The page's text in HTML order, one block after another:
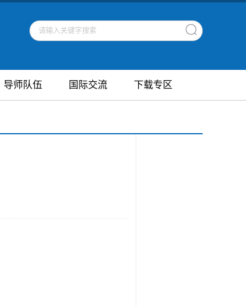
导师队伍 国际交流 下载专区